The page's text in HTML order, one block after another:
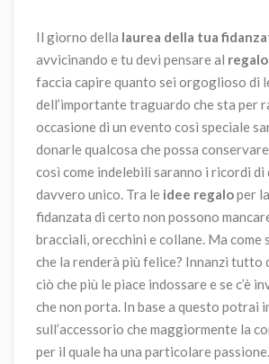
Il giorno della laurea della tua
avvicinando e tu devi pensare al regalo
faccia capire quanto sei orgoglioso di
dell’importante traguardo che sta per
occasione di un evento così speciale
donarle qualcosa che possa conservare
così come indelebili saranno i ricordi di
davvero unico. Tra le idee regaloper
fidanzata di certo non possono
bracciali, orecchini e collane. Ma come
che la renderà più felice? Innanzi tutto
ciò che più le piace indossare e se c’è
che non porta. In base a questo potrai
sull’accessorio che maggiormente la
per il quale ha una particolare